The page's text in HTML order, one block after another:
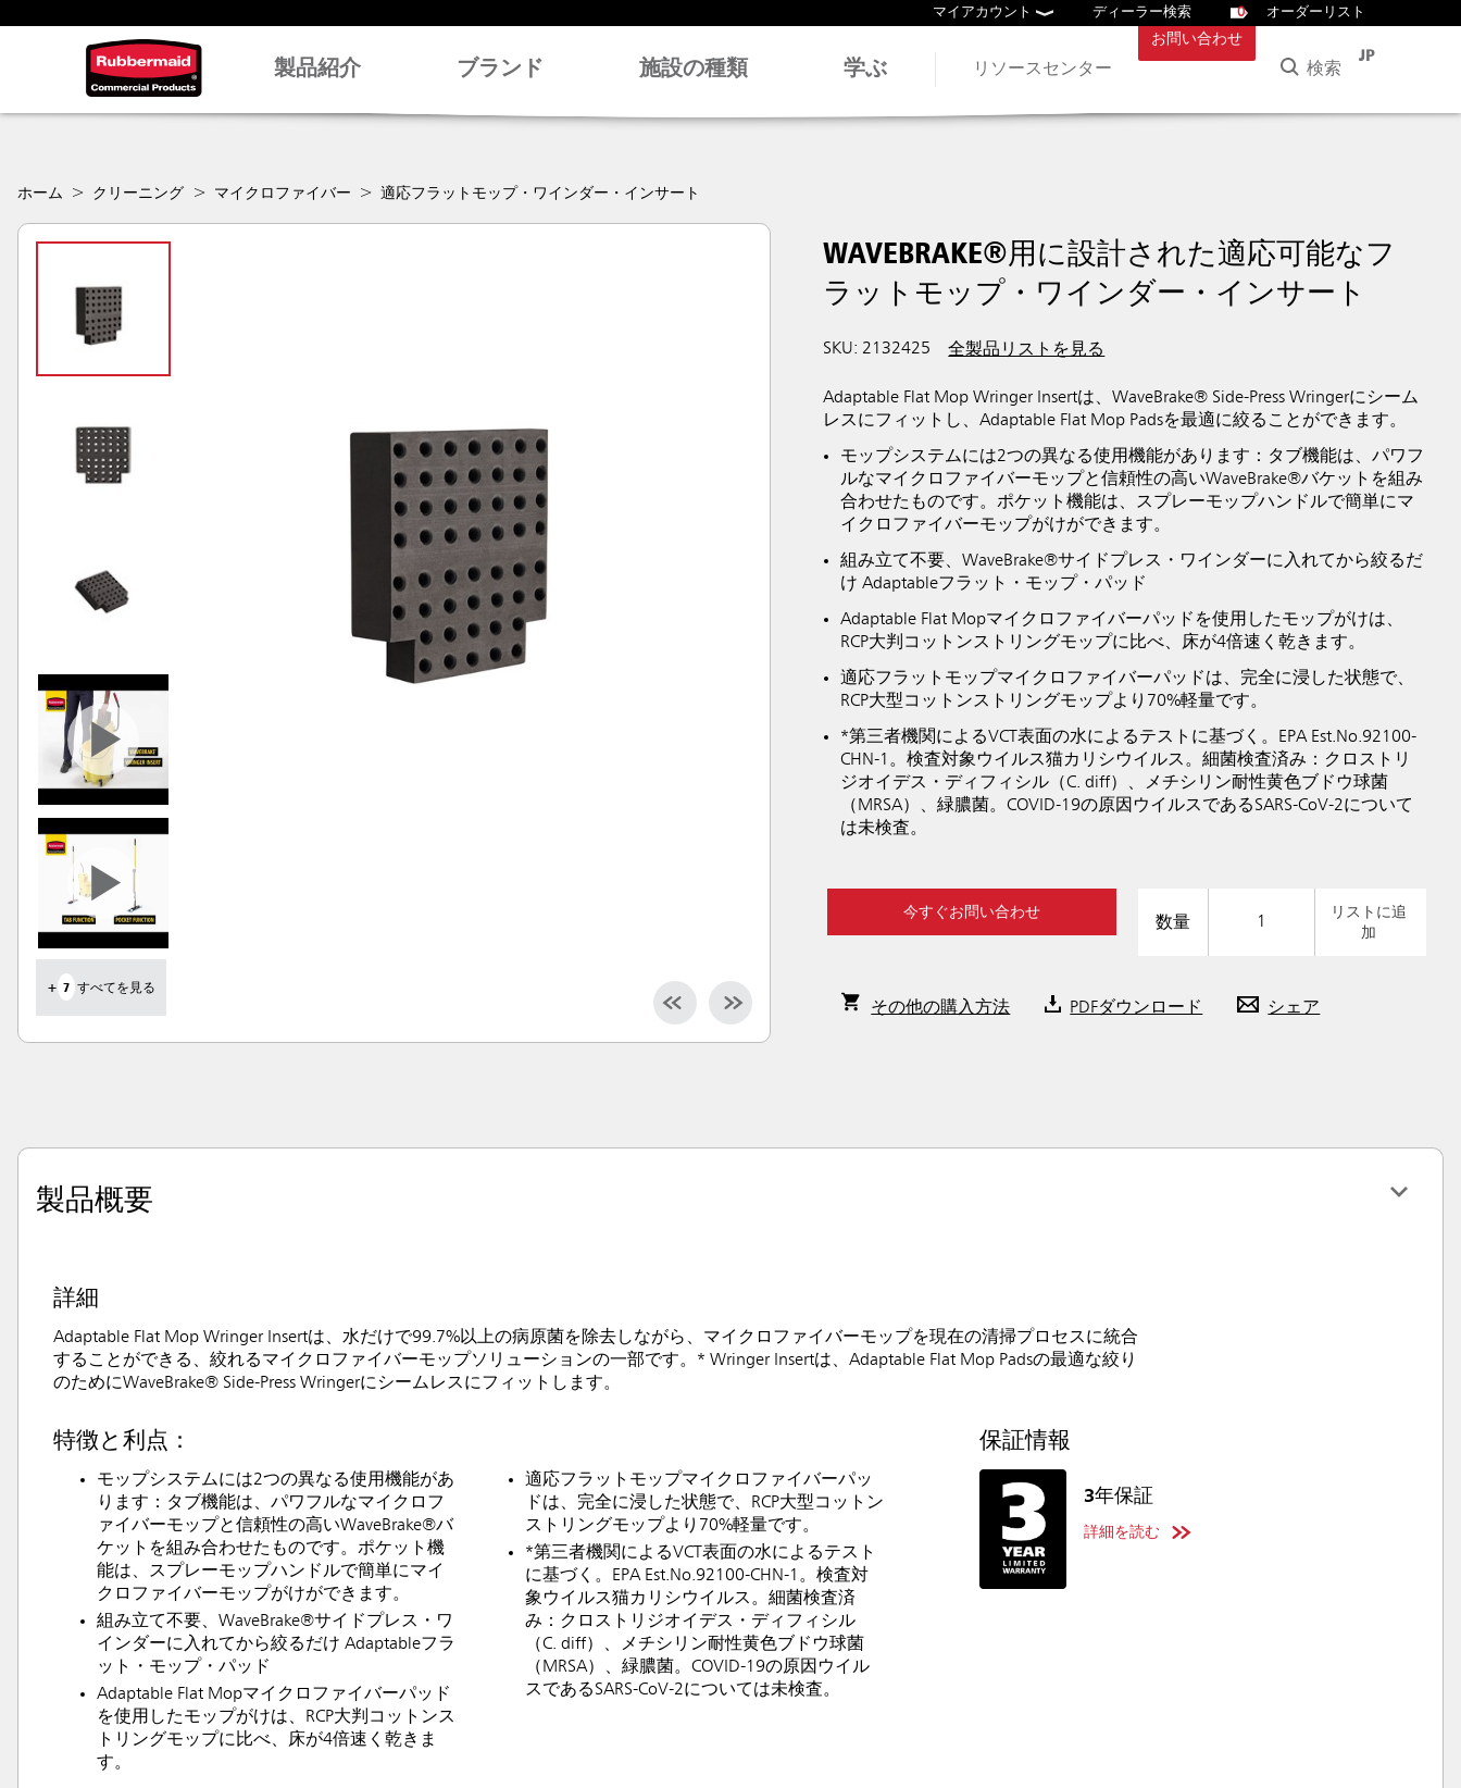
マイアカウント ディーラー検索 0 オーダーリスト
製品紹介 ブランド 施設の種類 学ぶ リソースセンター
お問い合わせ
検索
JP
ホーム クリーニング マイクロファイバー 適応フラットモップ・ワインダー・インサート
+ 7 すべてを見る
WAVEBRAKE®用に設計された適応可能なフ
ラットモップ・ワインダー・インサート
SKU: 2132425 全製品リストを見る
Adaptable Flat Mop Wringer Insertは、WaveBrake® Side-Press Wringerにシーム
レスにフィットし、Adaptable Flat Mop Padsを最適に絞ることができます。
モップシステムには2つの異なる使用機能があります：タブ機能は、パワフ
ルなマイクロファイバーモップと信頼性の高いWaveBrake®バケットを組み
合わせたものです。ポケット機能は、スプレーモップハンドルで簡単にマ
イクロファイバーモップがけができます。
組み立て不要、WaveBrake®サイドプレス・ワインダーに入れてから絞るだ
け Adaptableフラット・モップ・パッド
Adaptable Flat Mopマイクロファイバーパッドを使用したモップがけは、
RCP大判コットンストリングモップに比べ、床が4倍速く乾きます。
適応フラットモップマイクロファイバーパッドは、完全に浸した状態で、
RCP大型コットンストリングモップより70%軽量です。
*第三者機関によるVCT表面の水によるテストに基づく。EPA Est.No.92100-
CHN-1。検査対象ウイルス猫カリシウイルス。細菌検査済み：クロストリ
ジオイデス・ディフィシル（C. diff）、メチシリン耐性黄色ブドウ球菌
（MRSA）、緑膿菌。COVID-19の原因ウイルスであるSARS-CoV-2について
は未検査。
今すぐお問い合わせ
数量
リストに追
加
その他の購入方法 PDFダウンロード シェア
製品概要
詳細
Adaptable Flat Mop Wringer Insertは、水だけで99.7%以上の病原菌を除去しながら、マイクロファイバーモップを現在の清掃プロセスに統合
することができる、絞れるマイクロファイバーモップソリューションの一部です。* Wringer Insertは、Adaptable Flat Mop Padsの最適な絞り
のためにWaveBrake® Side-Press Wringerにシームレスにフィットします。
特徴と利点：
モップシステムには2つの異なる使用機能があ
ります：タブ機能は、パワフルなマイクロフ
ァイバーモップと信頼性の高いWaveBrake®バ
ケットを組み合わせたものです。ポケット機
能は、スプレーモップハンドルで簡単にマイ
クロファイバーモップがけができます。
組み立て不要、WaveBrake®サイドプレス・ワ
インダーに入れてから絞るだけ Adaptableフラ
ット・モップ・パッド
Adaptable Flat Mopマイクロファイバーパッド
を使用したモップがけは、RCP大判コットンス
トリングモップに比べ、床が4倍速く乾きま
す。
適応フラットモップマイクロファイバーパッ
ドは、完全に浸した状態で、RCP大型コットン
ストリングモップより70%軽量です。
*第三者機関によるVCT表面の水によるテスト
に基づく。EPA Est.No.92100-CHN-1。検査対
象ウイルス猫カリシウイルス。細菌検査済
み：クロストリジオイデス・ディフィシル
（C. diff）、メチシリン耐性黄色ブドウ球菌
（MRSA）、緑膿菌。COVID-19の原因ウイル
スであるSARS-CoV-2については未検査。
保証情報
3年保証
詳細を読む